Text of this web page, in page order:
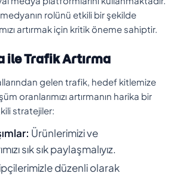
rolünü etkili bir şekilde
artırmak için kritik öneme sahiptir.
ile Trafik Artırma
gelen trafik, hedef kitlemize
oranlarımızı artırmanın harika bir
stratejiler:
Ürünlerimizi ve
sık sık paylaşmalıyız.
düzenli olarak